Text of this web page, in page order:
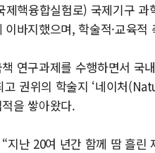
제핵융합실험로) 국제기구
이바지했으며, 학술적·교육
연구과제를 수행하면서 국
고 권위의 학술지 ‘네이처
을 쌓아왔다.
지난 20여 년간 함께 땀 흘린